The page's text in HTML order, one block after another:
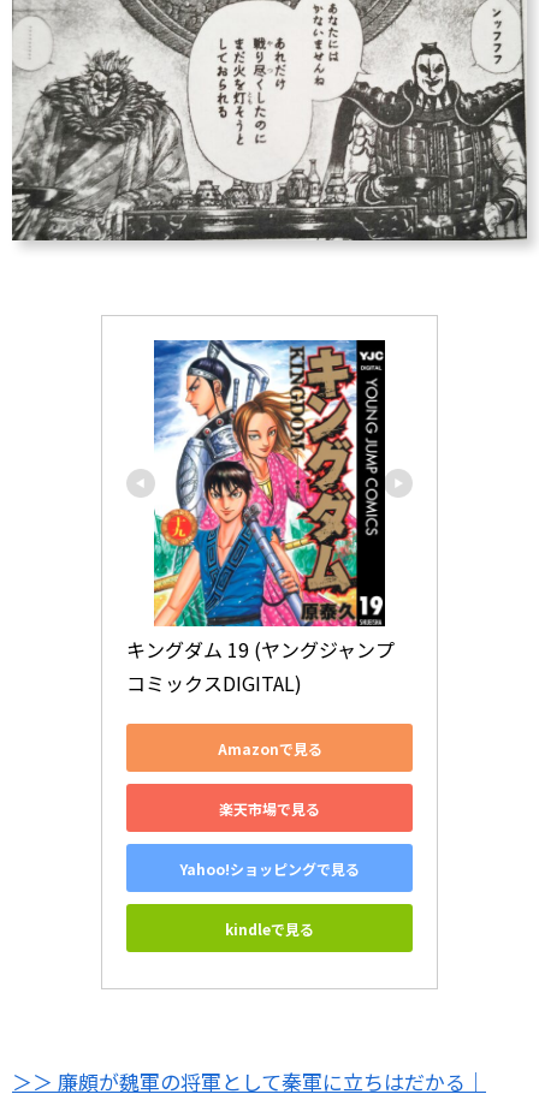
キングダム 19 (ヤングジャンプ
コミックスDIGITAL)
Amazonで見る
楽天市場で見る
Yahoo!ショッピングで見る
kindleで見る
＞＞ 廉頗が魏軍の将軍として秦軍に立ちはだかる｜